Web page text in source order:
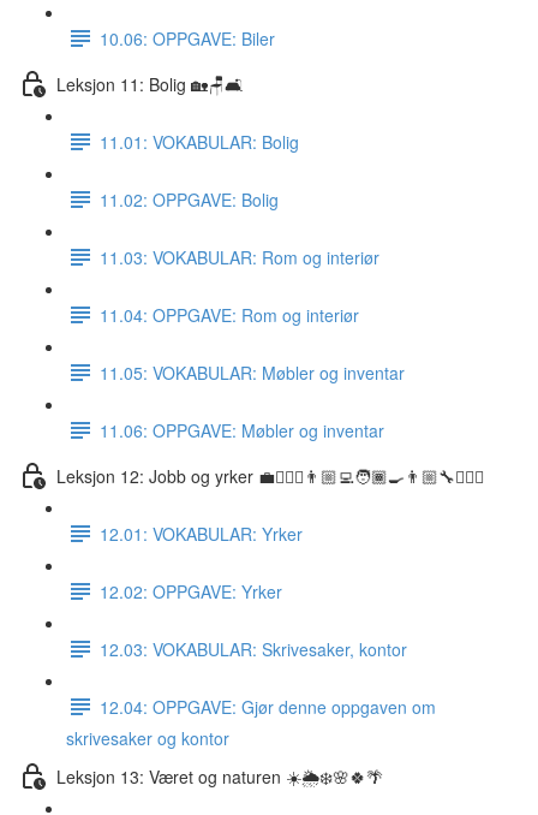
10.06: OPPGAVE: Biler
Leksjon 11: Bolig 🏡🪑🛋
11.01: VOKABULAR: Bolig
11.02: OPPGAVE: Bolig
11.03: VOKABULAR: Rom og interiør
11.04: OPPGAVE: Rom og interiør
11.05: VOKABULAR: Møbler og inventar
11.06: OPPGAVE: Møbler og inventar
Leksjon 12: Jobb og yrker 💼👷🏼‍♀️👨🏼‍💻🧑🏾‍🍳👨🏼‍🔧👩🏽‍⚕️
12.01: VOKABULAR: Yrker
12.02: OPPGAVE: Yrker
12.03: VOKABULAR: Skrivesaker, kontor
12.04: OPPGAVE: Gjør denne oppgaven om
skrivesaker og kontor
Leksjon 13: Været og naturen ☀️🌦❄️🌸🍀🌴